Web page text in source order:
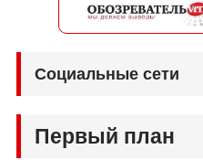
Социальные сети
Первый план